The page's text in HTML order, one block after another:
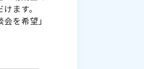
ます。
を希望」